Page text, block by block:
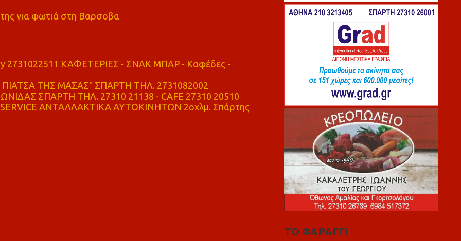
για φωτιά στη Βαρσοβα
2731022511 ΚΑΦΕΤΕΡΙΕΣ - ΣΝΑΚ ΜΠΑΡ - Καφέδες -
ΤΗΣ ΜΑΣΑΣ" ΣΠΑΡΤΗ ΤΗΛ. 2731082002
ΣΠΑΡΤΗ ΤΗΛ. 27310 21138 - CAFE 27310 20510
ΑΝΤΑΛΛΑΚΤΙΚΑ ΑΥΤΟΚΙΝΗΤΩΝ 2οχλμ. Σπάρτης
ΤΟ ΦΑΡΑΓΓΙ